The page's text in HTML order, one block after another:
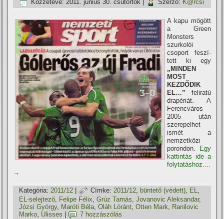
Közzétéve: 2011. június 30. csütörtök Szerző: K@rcsi
A kapu mögött
a Green
Monsters
szurkolói
csoport feszí­
tett ki egy
„MINDEN
MOST
KEZDŐDIK
EL…” feliratú
drapériát. A
Ferencváros
2005 után
szerepelhet
ismét a
nemzetközi
porondon.
Egy
kattintás ide a
folytatáshoz....
→
Kategória: 2011/12 | Címke: 2011/12, büntető (védett), EL,
EL-selejtező, Felipe Félix,Grúz Tamás,Jovanovic Aleksandar,
Józsi György, Maróti Béla,Oláh Lóránt,Otten Mark, Ranilovic
Marko, Ulisses 7 hozzászólás